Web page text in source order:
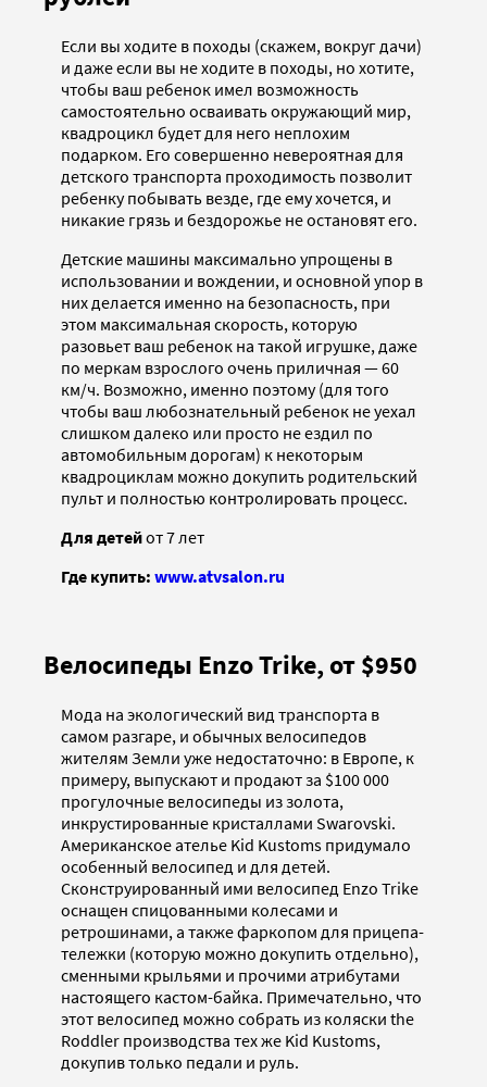
Если вы ходите в походы (скажем, вокруг дачи)
и даже если вы не ходите в походы, но хотите,
чтобы ваш ребенок имел возможность
самостоятельно осваивать окружающий мир,
квадроцикл будет для него неплохим
подарком. Его совершенно невероятная для
детского транспорта проходимость позволит
ребенку побывать везде, где ему хочется, и
никакие грязь и бездорожье не остановят его.
Детские машины максимально упрощены в
использовании и вождении, и основной упор в
них делается именно на безопасность, при
этом максимальная скорость, которую
разовьет ваш ребенок на такой игрушке, даже
по меркам взрослого очень приличная — 60
км/ч. Возможно, именно поэтому (для того
чтобы ваш любознательный ребенок не уехал
слишком далеко или просто не ездил по
автомобильным дорогам) к некоторым
квадроциклам можно докупить родительский
пульт и полностью контролировать процесс.
Для детейот 7 лет
Где купить: www.atvsalon.ru
Велосипеды Enzo Trike, от $950
Мода на экологический вид транспорта в
самом разгаре, и обычных велосипедов
жителям Земли уже недостаточно: в Европе, к
примеру, выпускают и продают за $100 000
прогулочные велосипеды из золота,
инкрустированные кристаллами Swarovski.
Американское ателье Kid Kustoms придумало
особенный велосипед и для детей.
Сконструированный ими велосипед Enzo Trike
оснащен спицованными колесами и
ретрошинами, а также фаркопом для прицепа-
тележки (которую можно докупить отдельно),
сменными крыльями и прочими атрибутами
настоящего кастом-байка. Примечательно, что
этот велосипед можно собрать из коляски the
Roddler производства тех же Kid Kustoms,
докупив только педали и руль.